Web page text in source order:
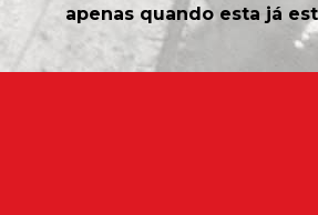
apenas quando esta já